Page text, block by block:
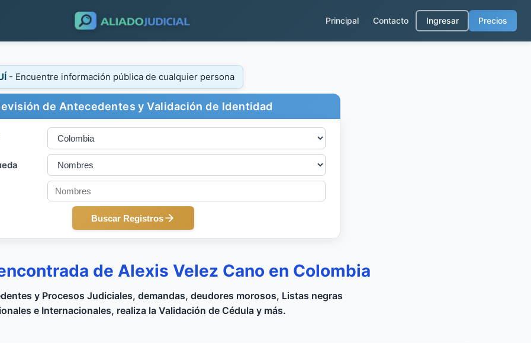
Principal Contacto Ingresar Precios
- Encuentre información pública de cualquier persona
de Antecedentes y Validación de Identidad
Buscar Registros
de Alexis Velez Cano en Colombia
y Procesos Judiciales, demandas, deudores morosos, Listas negras
e Internacionales, realiza la Validación de Cédula y más.